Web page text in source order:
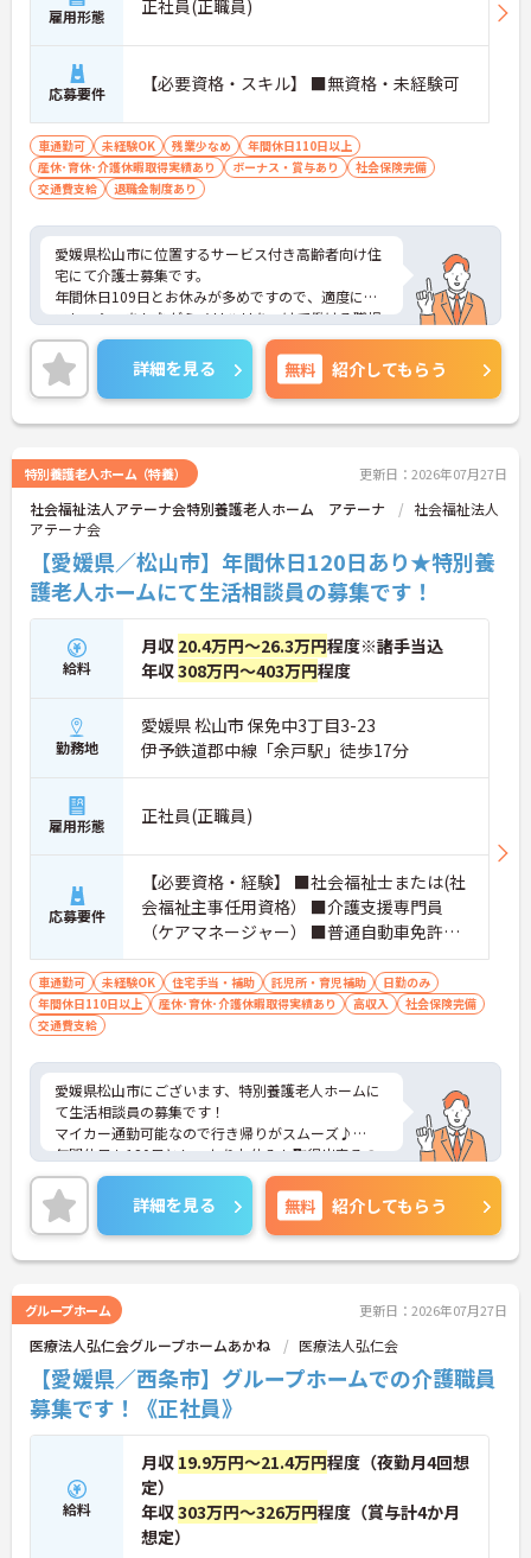
雇用形態 正社員(正職員)
応募要件 【必要資格・スキル】 ■無資格・未経験可
車通勤可 未経験OK 残業少なめ
年間休日110日以上
産休･育休･介護休暇取得実績あり
ボーナス・賞与あり
社会保険完備
交通費支給
退職金制度あり
愛媛県松山市に位置するサービス付き高齢者向け住
宅にて介護士募集です。
年間休日109日とお休みが多めですので、適度にリ
フレッシュをしながらメリハリをつけて働ける職場
です。
ご興味のある方には、面接対策ポイントなど、さら
に詳細をお話いたしますので、お気軽にご相談くだ
さい。
詳細を見る 無料 紹介してもらう
特別養護老人ホーム（特養） 更新日：2026年07月27日
社会福祉法人アテーナ会特別養護老人ホーム アテーナ
社会福祉法人
アテーナ会
【愛媛県／松山市】年間休日120日あり★特別養
護老人ホームにて生活相談員の募集です！
給料
月収 20.4万円～26.3万円程度※諸手当込
年収308万円～403万円程度
勤務地
愛媛県 松山市 保免中3丁目3-23
伊予鉄道郡中線「余戸駅」徒歩17分
雇用形態 正社員(正職員)
応募要件
【必要資格・経験】 ■社会福祉士または(社
会福祉主事任用資格） ■介護支援専門員
（ケアマネージャー） ■普通自動車免許（A
T限定可） ■PC基本操作できる方 ■生活相
談員経験者歓迎
車通勤可 未経験OK 住宅手当・補助 託児所・育児補助
日勤のみ
年間休日110日以上
産休･育休･介護休暇取得実績あり 高収入
社会保険完備
交通費支給
愛媛県松山市にございます、特別養護老人ホームに
て生活相談員の募集です！
マイカー通勤可能なので行き帰りがスムーズ♪
年間休日も120日としっかりお休みも取得出来るの
で、ワークライフバランスを大切にしたい方にオス
スメです◎
また、育児休暇制度や利用可能な託児所があり、お
子様のいらっしゃる方でも安心して働けます★
ご興味のある方は、マイナビ介護職までお問い合わ
詳細を見る 無料 紹介してもらう
グループホーム 更新日：2026年07月27日
医療法人弘仁会グループホームあかね 医療法人弘仁会
【愛媛県／西条市】グループホームでの介護職員
募集です！《正社員》
給料
月収 19.9万円～21.4万円程度（夜勤月4回想
定）
年収303万円～326万円程度（賞与計4か月
想定）